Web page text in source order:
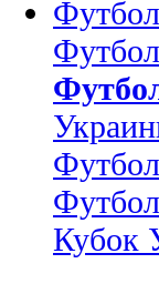
Футбол
Кубок